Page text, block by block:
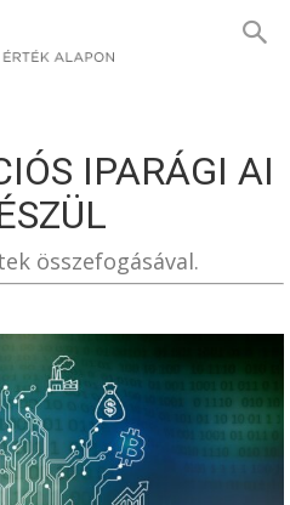
IPARÁGI AI
összefogásával.